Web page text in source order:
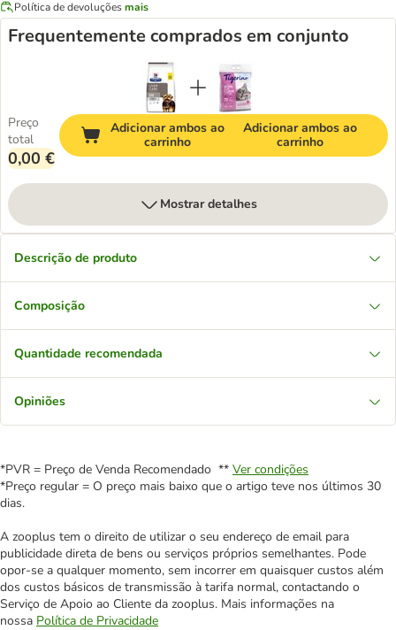
Política de devoluçõesmais
Frequentemente comprados em conjunto
Preço
total
0,00 €
Adicionar ambos ao
carrinho
Adicionar ambos ao
carrinho
Mostrar detalhes
Descrição de produto
Composição
Quantidade recomendada
Opiniões
*PVR = Preço de Venda Recomendado ** Ver condições
*Preço regular = O preço mais baixo que o artigo teve nos últimos 30
dias.
A zooplus tem o direito de utilizar o seu endereço de email para
publicidade direta de bens ou serviços próprios semelhantes. Pode
opor-se a qualquer momento, sem incorrer em quaisquer custos além
dos custos básicos de transmissão à tarifa normal, contactando o
Serviço de Apoio ao Cliente da zooplus. Mais informações na
nossa Política de Privacidade